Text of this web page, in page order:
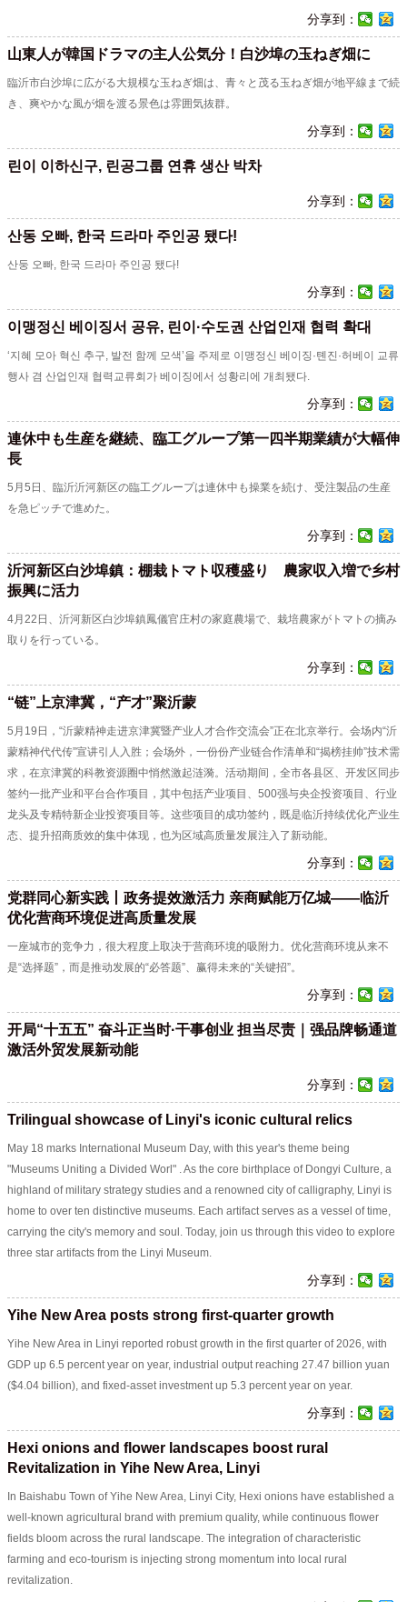
分享到：
山東人が韓国ドラマの主人公気分！白沙埠の玉ねぎ畑に
臨沂市白沙埠に広がる大規模な玉ねぎ畑は、青々と茂る玉ねぎ畑が地平線まで続
き、爽やかな風が畑を渡る景色は雰囲気抜群。
分享到：
린이 이하신구, 린공그룹 연휴 생산 박차
分享到：
산동 오빠, 한국 드라마 주인공 됐다!
산둥 오빠, 한국 드라마 주인공 됐다!
分享到：
이맹정신 베이징서 공유, 린이·수도권 산업인재 협력 확대
‘지혜 모아 혁신 추구, 발전 함께 모색’을 주제로 이맹정신 베이징·톈진·허베이 교류
행사 겸 산업인재 협력교류회가 베이징에서 성황리에 개최됐다.
分享到：
連休中も生産を継続、臨工グループ第一四半期業績が大幅伸
長
5月5日、臨沂沂河新区の臨工グループは連休中も操業を続け、受注製品の生産
を急ピッチで進めた。
分享到：
沂河新区白沙埠鎮：棚栽トマト収穫盛り 農家収入増で乡村
振興に活力
​4月22日、沂河新区白沙埠鎮鳳儀官庄村の家庭農場で、栽培農家がトマトの摘み
取りを行っている。
分享到：
“链”上京津冀，“产才”聚沂蒙
5月19日，“沂蒙精神走进京津冀暨产业人才合作交流会”正在北京举行。会场内“沂
蒙精神代代传”宣讲引人入胜；会场外，一份份产业链合作清单和“揭榜挂帅”技术需
求，在京津冀的科教资源圈中悄然激起涟漪。活动期间，全市各县区、开发区同步
签约一批产业和平台合作项目，其中包括产业项目、500强与央企投资项目、行业
龙头及专精特新企业投资项目等。这些项目的成功签约，既是临沂持续优化产业生
态、提升招商质效的集中体现，也为区域高质量发展注入了新动能。
分享到：
党群同心新实践丨政务提效激活力 亲商赋能万亿城——临沂
优化营商环境促进高质量发展
一座城市的竞争力，很大程度上取决于营商环境的吸附力。优化营商环境从来不
是“选择题”，而是推动发展的“必答题”、赢得未来的“关键招”。
分享到：
开局“十五五” 奋斗正当时·干事创业 担当尽责｜强品牌畅通道
激活外贸发展新动能
分享到：
Trilingual showcase of Linyi's iconic cultural relics
May 18 marks International Museum Day, with this year's theme being
"Museums Uniting a Divided Worl" . As the core birthplace of Dongyi Culture, a
highland of military strategy studies and a renowned city of calligraphy, Linyi is
home to over ten distinctive museums. Each artifact serves as a vessel of time,
carrying the city's memory and soul. Today, join us through this video to explore
three star artifacts from the Linyi Museum.
分享到：
Yihe New Area posts strong first-quarter growth
Yihe New Area in Linyi reported robust growth in the first quarter of 2026, with
GDP up 6.5 percent year on year, industrial output reaching 27.47 billion yuan
($4.04 billion), and fixed-asset investment up 5.3 percent year on year.
分享到：
Hexi onions and flower landscapes boost rural
Revitalization in Yihe New Area, Linyi
In Baishabu Town of Yihe New Area, Linyi City, Hexi onions have established a
well-known agricultural brand with premium quality, while continuous flower
fields bloom across the rural landscape. The integration of characteristic
farming and eco-tourism is injecting strong momentum into local rural
revitalization.